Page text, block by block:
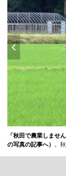
「秋田で農業しませ
の写真の記事へ） 。